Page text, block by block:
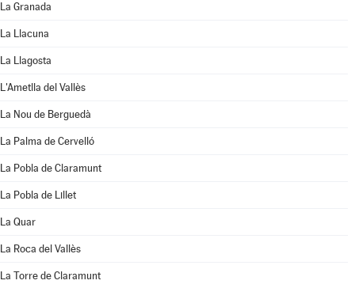
La Granada
La Llacuna
La Llagosta
L'Ametlla del Vallès
La Nou de Berguedà
La Palma de Cervelló
La Pobla de Claramunt
La Pobla de Lillet
La Quar
La Roca del Vallès
La Torre de Claramunt